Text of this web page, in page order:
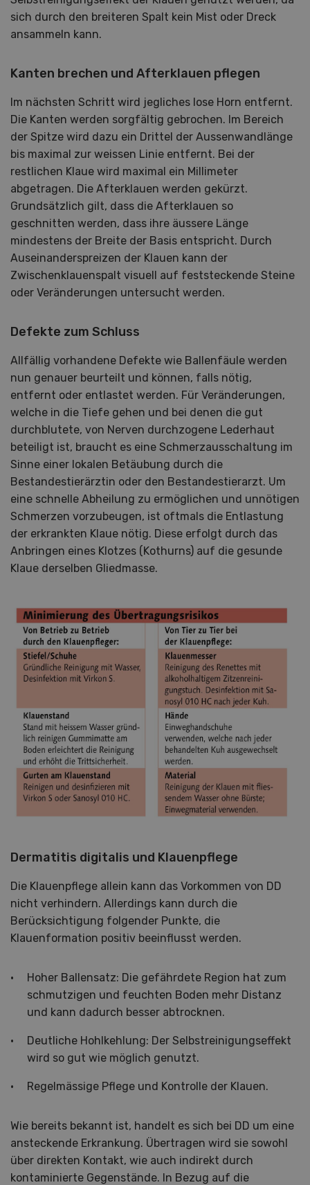
sich durch den breiteren Spalt kein Mist oder Dreck
ansammeln kann.
Kanten brechen und Afterklauen pflegen
Im nächsten Schritt wird jegliches lose Horn entfernt.
Die Kanten werden sorgfältig gebrochen. Im Bereich
der Spitze wird dazu ein Drittel der Aussenwandlänge
bis maximal zur weissen Linie entfernt. Bei der
restlichen Klaue wird maximal ein Millimeter
abgetragen. Die Afterklauen werden gekürzt.
Grundsätzlich gilt, dass die Afterklauen so
geschnitten werden, dass ihre äussere Länge
mindestens der Breite der Basis entspricht. Durch
Auseinanderspreizen der Klauen kann der
Zwischenklauenspalt visuell auf feststeckende Steine
oder Veränderungen untersucht werden.
Defekte zum Schluss
Allfällig vorhandene Defekte wie Ballenfäule werden
nun genauer beurteilt und können, falls nötig,
entfernt oder entlastet werden. Für Veränderungen,
welche in die Tiefe gehen und bei denen die gut
durchblutete, von Nerven durchzogene Lederhaut
beteiligt ist, braucht es eine Schmerzausschaltung im
Sinne einer lokalen Betäubung durch die
Bestandestierärztin oder den Bestandestierarzt. Um
eine schnelle Abheilung zu ermöglichen und unnötigen
Schmerzen vorzubeugen, ist oftmals die Entlastung
der erkrankten Klaue nötig. Diese erfolgt durch das
Anbringen eines Klotzes (Kothurns) auf die gesunde
Klaue derselben Gliedmasse.
Dermatitis digitalis und Klauenpflege
Die Klauenpflege allein kann das Vorkommen von DD
nicht verhindern. Allerdings kann durch die
Berücksichtigung folgender Punkte, die
Klauenformation positiv beeinflusst werden.
Hoher Ballensatz: Die gefährdete Region hat zum
schmutzigen und feuchten Boden mehr Distanz
und kann dadurch besser abtrocknen.
Deutliche Hohlkehlung: Der Selbstreinigungseffekt
wird so gut wie möglich genutzt.
Regelmässige Pflege und Kontrolle der Klauen.
Wie bereits bekannt ist, handelt es sich bei DD um eine
ansteckende Erkrankung. Übertragen wird sie sowohl
über direkten Kontakt, wie auch indirekt durch
kontaminierte Gegenstände. In Bezug auf die